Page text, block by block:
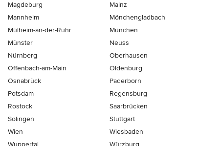
Magdeburg
Mainz
Mannheim
Mönchen­gladbach
Mülheim-an-der-Ruhr
München
Münster
Neuss
Nürnberg
Oberhausen
Offenbach-am-Main
Oldenburg
Osnabrück
Paderborn
Potsdam
Regensburg
Rostock
Saarbrücken
Solingen
Stuttgart
Wien
Wiesbaden